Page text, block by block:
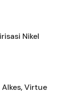
Nikel
Virtue